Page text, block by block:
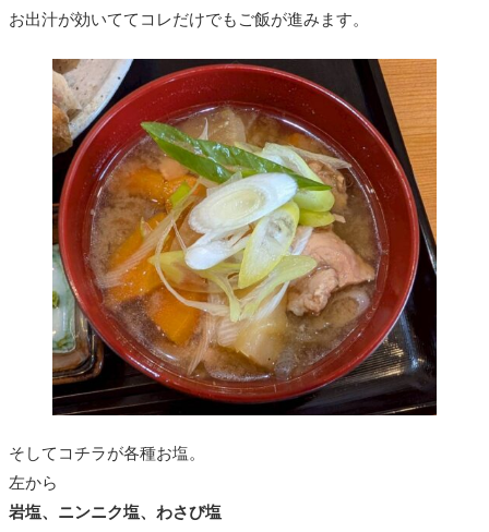
お出汁が効いててコレだけでもご飯が進みます。
そしてコチラが各種お塩。
左から
岩塩、ニンニク塩、わさび塩